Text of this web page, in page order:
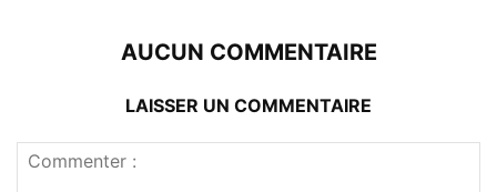
AUCUN COMMENTAIRE
LAISSER UN COMMENTAIRE